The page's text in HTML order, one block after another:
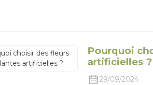
Pourquoi
artificielles ?
29/09/2024